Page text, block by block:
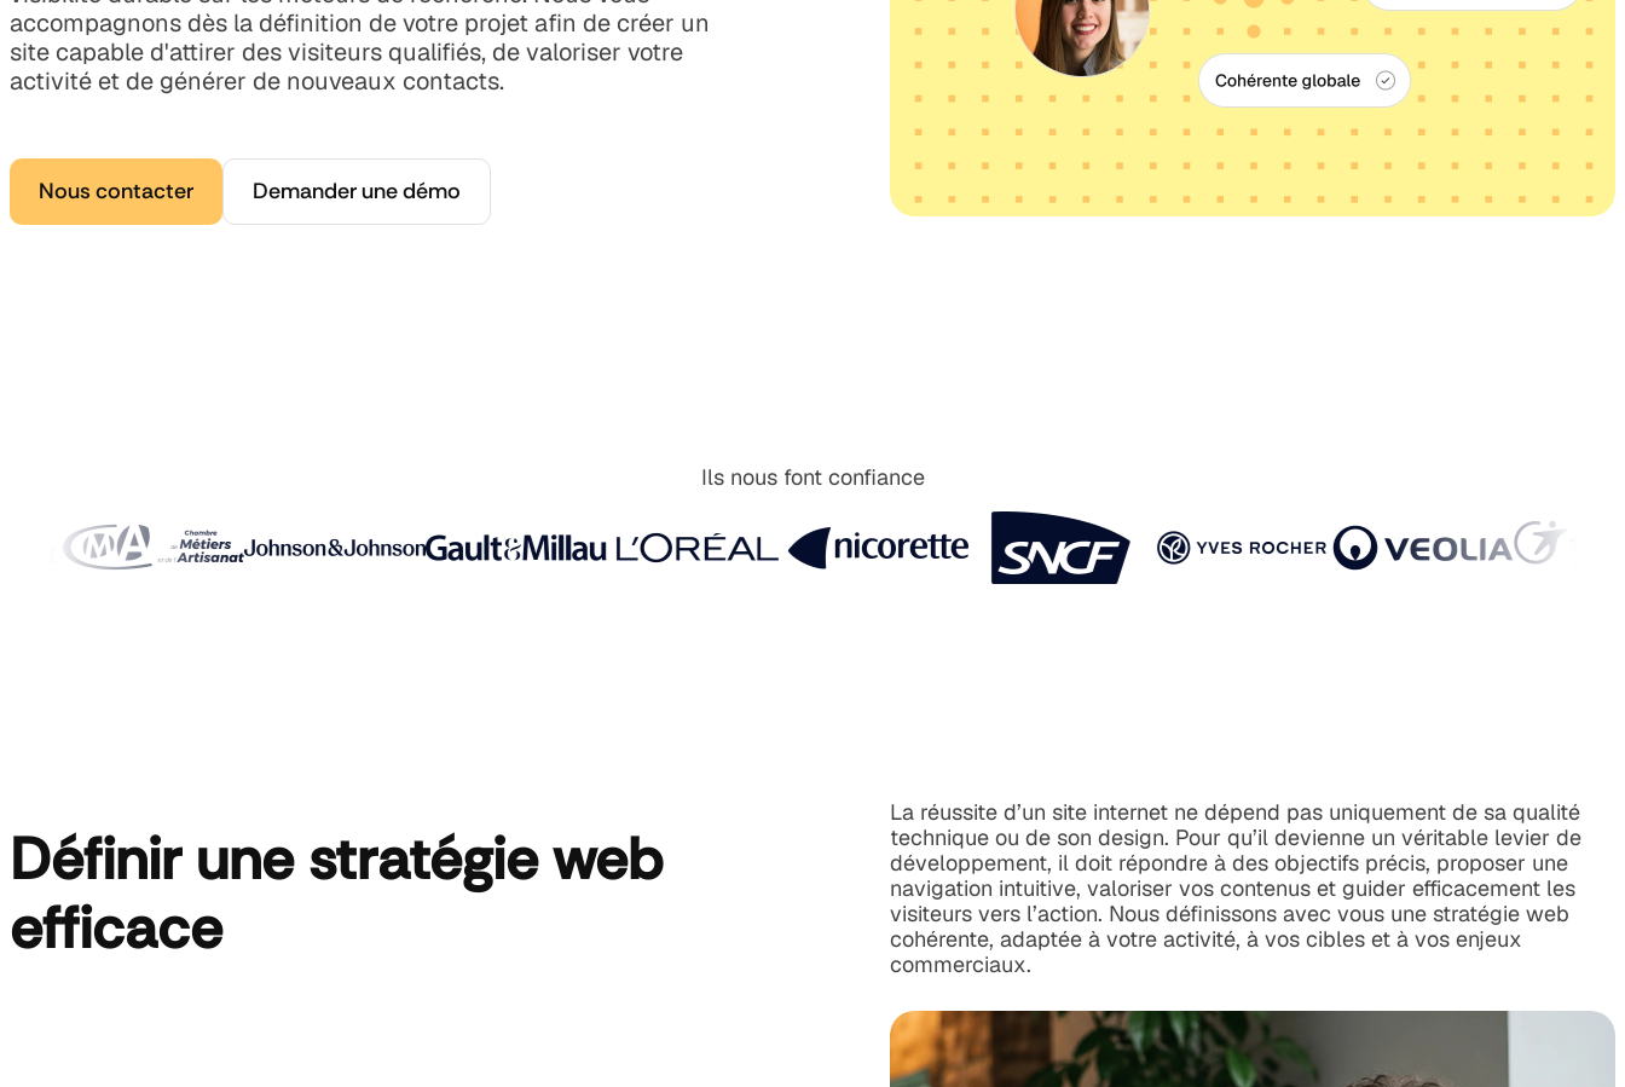
accompagnons dès la définition de votre projet afin de créer un
site capable d'attirer des visiteurs qualifiés, de valoriser votre
activité et de générer de nouveaux contacts.
Nous contacter Demander une démo
Ils nous font confiance
Définir une stratégie web
efficace
La réussite d’un site internet ne dépend pas uniquement de sa qualité
technique ou de son design. Pour qu’il devienne un véritable levier de
développement, il doit répondre à des objectifs précis, proposer une
navigation intuitive, valoriser vos contenus et guider efficacement les
visiteurs vers l’action. Nous définissons avec vous une stratégie web
cohérente, adaptée à votre activité, à vos cibles et à vos enjeux
commerciaux.